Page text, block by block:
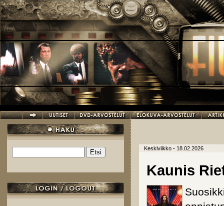
Hyppää pääsisältöön
Hakulomake
Keskiviikko - 18.02.2026
Kaunis